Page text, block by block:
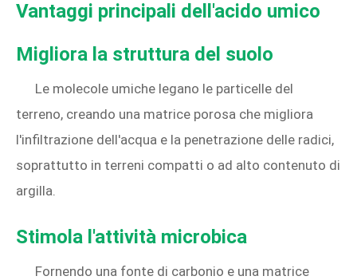
Vantaggi principali dell'acido umico
Migliora la struttura del suolo
Le molecole umiche legano le particelle del
terreno, creando una matrice porosa che migliora
l'infiltrazione dell'acqua e la penetrazione delle radici,
soprattutto in terreni compatti o ad alto contenuto di
argilla.
Stimola l'attività microbica
Fornendo una fonte di carbonio e una matrice